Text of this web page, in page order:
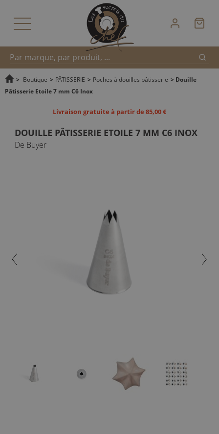
Recherche
> Boutique > PÂTISSERIE > Poches à douilles pâtisserie > Douille
Pâtisserie Etoile 7 mm C6 Inox
Livraison gratuite à partir de 85,00 €
DOUILLE PÂTISSERIE ETOILE 7 MM C6 INOX
De Buyer